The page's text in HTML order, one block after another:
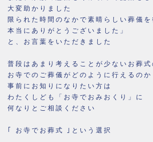
大変助かりました
限られた時間のなかで素晴らしい葬儀を
本当にありがとうございました」
と、お言葉をいただきました
普段はあまり考えることが少ないお葬
お寺でのご葬儀がどのように行えるのか
事前にお知りになりたい方は
わたくしども「お寺でおみおくり」に
何なりとご相談ください
｢ お寺でお葬式 ｣という選択